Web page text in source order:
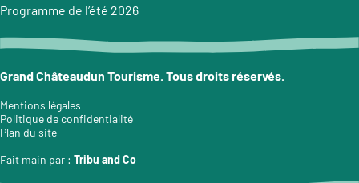
Programme de l’été 2026
Grand Châteaudun Tourisme. Tous droits réservés.
Mentions légales
Politique de confidentialité
Plan du site
Fait main par : Tribu and Co